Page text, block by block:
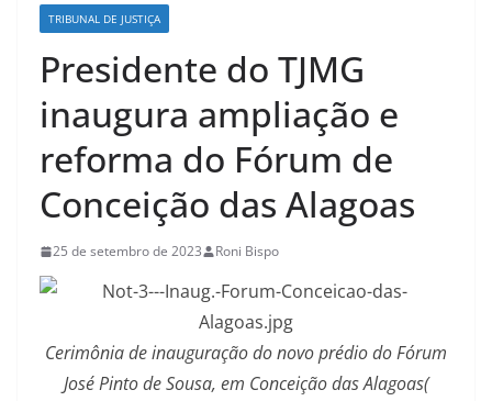
TRIBUNAL DE JUSTIÇA
Presidente do TJMG
inaugura ampliação e
reforma do Fórum de
Conceição das Alagoas
25 de setembro de 2023 Roni Bispo
Cerimônia de inauguração do novo prédio do Fórum
José Pinto de Sousa, em Conceição das Alagoas(